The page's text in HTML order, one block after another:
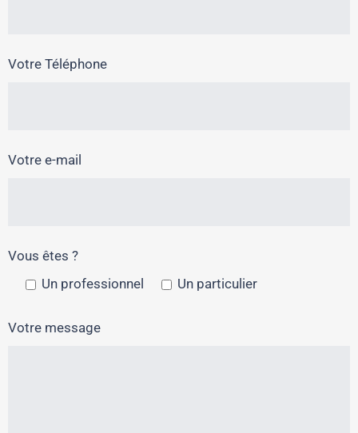
Votre Téléphone
Votre e-mail
Vous êtes ?
Un professionnel
Un particulier
Votre message